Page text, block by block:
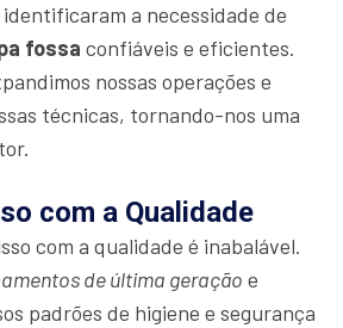
a necessidade de
fossa confiáveis e eficientes.
nossas operações e
técnicas, tornando-nos uma
com a Qualidade
com a qualidade é inabalável.
de última geração e
padrões de higiene e segurança